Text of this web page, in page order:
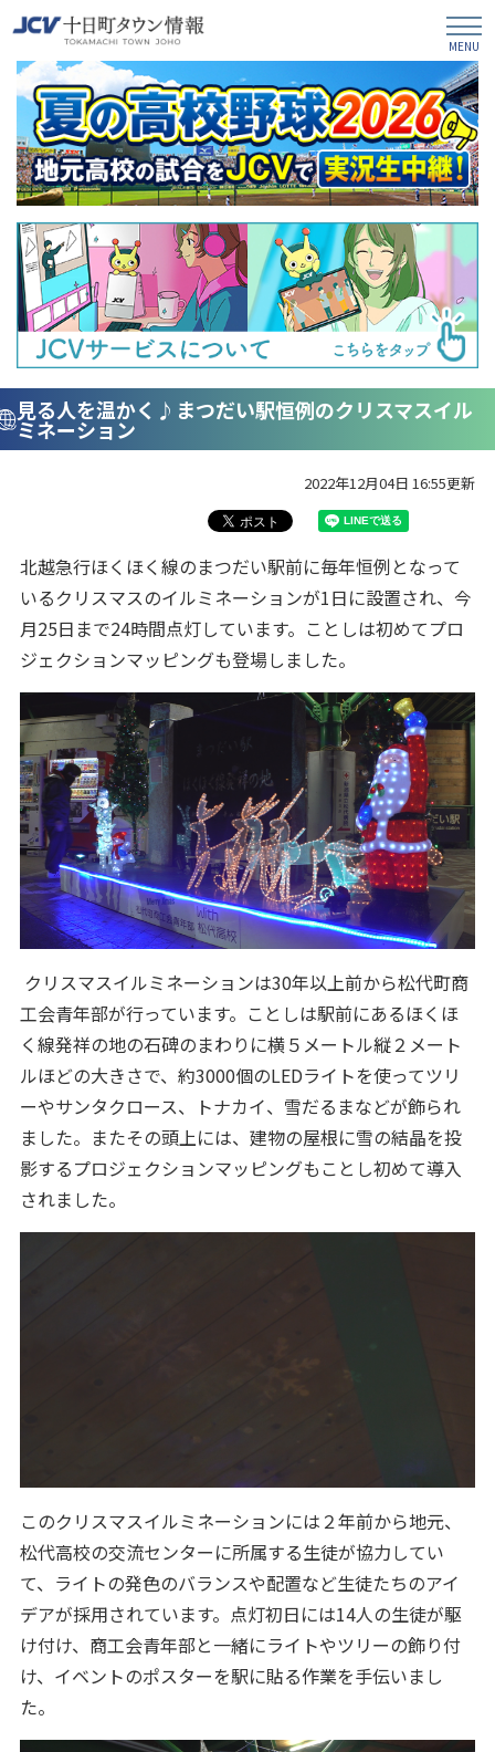
見る人を温かく♪まつだい駅恒例のクリスマスイル
ミネーション
2022年12月04日 16:55更新
北越急行ほくほく線のまつだい駅前に毎年恒例となって
いるクリスマスのイルミネーションが1日に設置され、今
月25日まで24時間点灯しています。ことしは初めてプロ
ジェクションマッピングも登場しました。
クリスマスイルミネーションは30年以上前から松代町商
工会青年部が行っています。ことしは駅前にあるほくほ
く線発祥の地の石碑のまわりに横５メートル縦２メート
ルほどの大きさで、約3000個のLEDライトを使ってツリ
ーやサンタクロース、トナカイ、雪だるまなどが飾られ
ました。またその頭上には、建物の屋根に雪の結晶を投
影するプロジェクションマッピングもことし初めて導入
されました。
このクリスマスイルミネーションには２年前から地元、
松代高校の交流センターに所属する生徒が協力してい
て、ライトの発色のバランスや配置など生徒たちのアイ
デアが採用されています。点灯初日には14人の生徒が駆
け付け、商工会青年部と一緒にライトやツリーの飾り付
け、イベントのポスターを駅に貼る作業を手伝いまし
た。